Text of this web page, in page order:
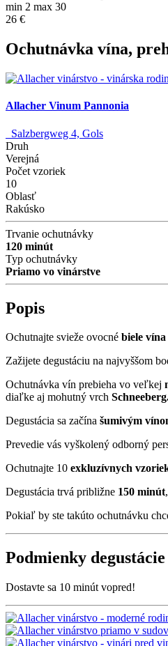
min 2 max 30
26 €
Ochutnávka vína,
Allacher Vinum Pannonia
Salzbergweg 4, Gols
Druh
Verejná
Počet vzoriek
10
Oblasť
Rakúsko
Trvanie ochutnávky
120 minút
Typ ochutnávky
Priamo vo vinárstve
Popis
Ochutnajte svieže ovocné biele
Zažijete degustáciu na najvyššom
Ochutnávka vín prebieha vo veľkej
diaľke aj mohutný vrch
Degustácia sa začína šumivým
Prevedie vás vyškolený odborný
Ochutnajte 10 exkluzívnych
Degustácia trvá približne 150 minút
Pokiaľ by ste takúto ochutnávku
Podmienky degustácie
Dostavte sa 10 minút vopred!